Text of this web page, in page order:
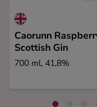
Caorunn
Scottish Gin
700 ml, 41,8%